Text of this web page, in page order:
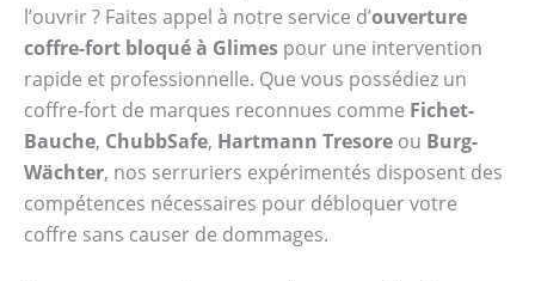
l’ouvrir ? Faites appel à notre service d’ouverture
coffre-fort bloqué à Glimes pour une intervention
rapide et professionnelle. Que vous possédiez un
coffre-fort de marques reconnues comme Fichet-
Bauche, ChubbSafe, Hartmann Tresore ou Burg-
Wächter, nos serruriers expérimentés disposent des
compétences nécessaires pour débloquer votre
coffre sans causer de dommages.